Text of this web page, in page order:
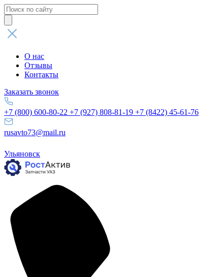
Поиск
товаров
О нас
Отзывы
Контакты
Заказать звонок
+7 (800) 600-80-22 +7 (927) 808-81-19 +7 (8422) 45-61-76
rusavto73@mail.ru
Ульяновск